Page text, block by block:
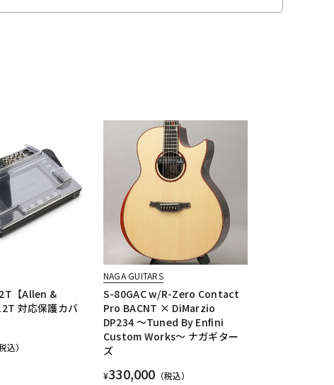
【Allen &
対応保護カバ
込）
NAGA GUITARS
S-80GAC w/R-Zero Contact
Pro BACNT × DiMarzio
DP234 ～Tuned By Enfini
Custom Works～ ナガギター
ズ
¥330,000 （税込）